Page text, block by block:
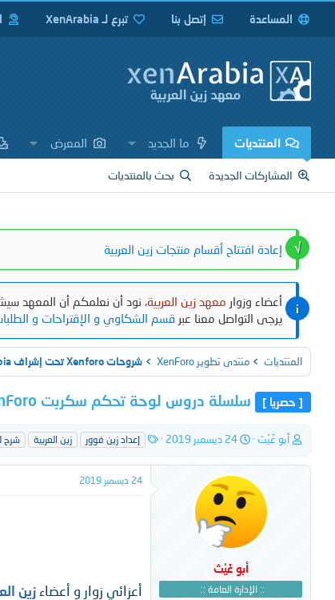
المساعدة إتصل بنا تبرع لـ XenArabia
المنتديات ما الجديد المعرض
المشاركات الجديدة بحث بالمنتديات
إعادة افتتاح أقسام منتجات زين العربية
أعضاء وزوار معهد زين العربية، نود أن نعلمكم أن المعهد
يرجى التواصل معنا عبر قسم الشكاوي و الإقتراحات و
المنتديات منتدى تطوير XenForo شروحات Xenforo تحت إشراف XenArabia
[ حصريا ] سلسلة دروس لوحة تحكم سكربت XenForo : الدرس 12 : قائمة إعداد : شرح الخيارات الجزء 11
ب
د
ع
أبو غَيْث
ت
ر
خ
ا
ل
ء
24 ديسمبر 2019
و
س
و
إعداد زين فوور زين العربية شرح
أبو غَيْث
:: الإدارة العامة ::
24 ديسمبر 2019
أعزائي زوار و أعضاء زين